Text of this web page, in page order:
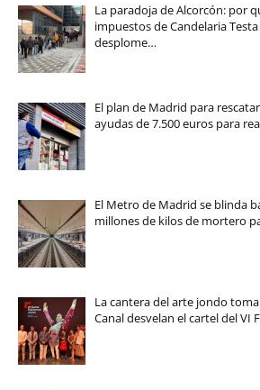
La paradoja de Alcorcón: por
impuestos de Candelaria
desplome…
El plan de Madrid para
ayudas de 7.500 euros para
El Metro de Madrid se blinda
millones de kilos de mortero
La cantera del arte jondo
Canal desvelan el cartel del VI